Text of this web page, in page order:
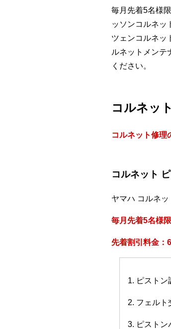
毎月先着5名様
ッソンコルネッ
ツェンコルネッ
ルネットメンテ
ください。
コルネッ
コルネット修理
コルネット
ヤマハ コルネ
毎月先着5名様
先着割引料金：
1. ピストン
2. フェルト
3. ピストン